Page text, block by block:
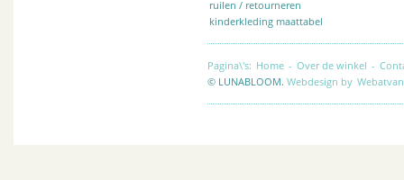
ruilen / retourneren
kinderkleding maattabel
Pagina\'s: Home - Over de winkel -
© LUNABLOOM. Webdesign by